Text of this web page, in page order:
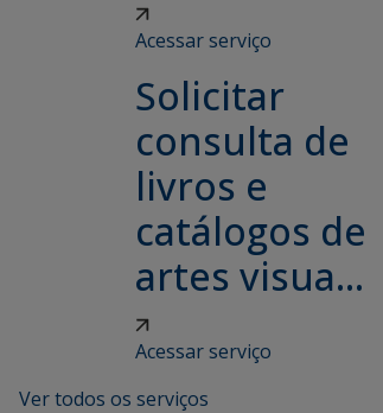
Acessar serviço
Solicitar
consulta de
livros e
catálogos de
artes visua...
Acessar serviço
Ver todos os serviços